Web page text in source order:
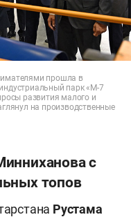
прошла в
парк «М-7
развития малого и
на производственные
с
топов
Рустама